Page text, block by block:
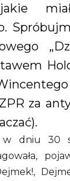
jakie
za
dniu 30